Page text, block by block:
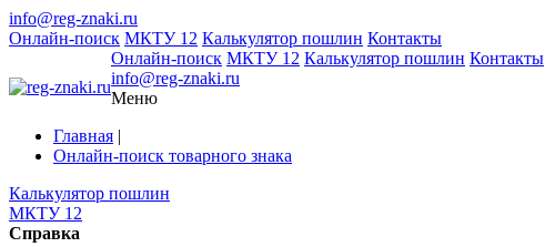
info@reg-znaki.ru
Онлайн-поиск МКТУ 12 Калькулятор пошлин Контакты
Онлайн-поиск МКТУ 12 Калькулятор пошлин Контакты
info@reg-znaki.ru
Меню
Главная |
Онлайн-поиск товарного знака
Калькулятор пошлин
МКТУ 12
Справка